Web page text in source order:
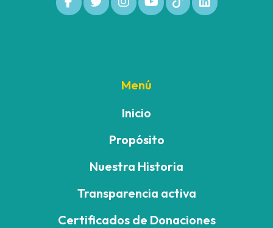
Menú
Inicio
Propósito
Nuestra Historia
Transparencia activa
Certificados de Donaciones